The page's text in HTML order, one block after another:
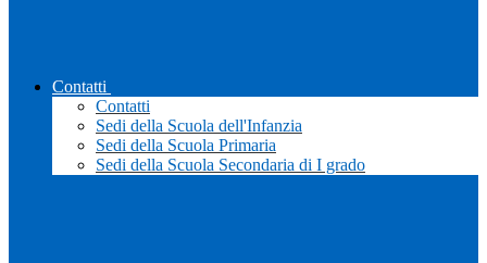
Contatti
Contatti
Sedi della Scuola dell'Infanzia
Sedi della Scuola Primaria
Sedi della Scuola Secondaria di I grado